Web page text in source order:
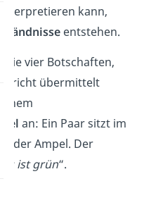
kann,
entstehen.
die vier Botschaften,
übermittelt
an: Ein Paar sitzt im
der Ampel. Der
Es ist grün“.